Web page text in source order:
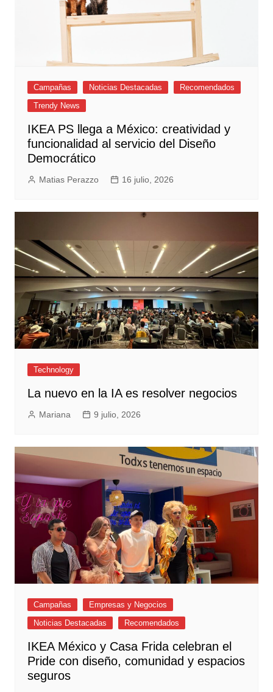
Campañas Noticias Destacadas
Recomendados
Trendy News
IKEA PS llega a México: creatividad y
funcionalidad al servicio del Diseño
Democrático
Matias Perazzo 16 julio, 2026
Technology
La nuevo en la IA es resolver negocios
Mariana 9 julio, 2026
Campañas
Empresas y Negocios
Noticias Destacadas
Recomendados
IKEA México y Casa Frida celebran el
Pride con diseño, comunidad y espacios
seguros